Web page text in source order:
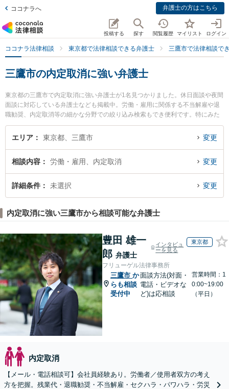
ココナラへ 弁護士の方はこちら
投稿する 探す 閲覧履歴 マイリスト ログイン
ココナラ法律相談 東京都で法律相談できる弁護士 三鷹市で法律相談で
三鷹市の内定取消に強い弁護士
東京都の三鷹市で内定取消に強い弁護士が1名見つかりました。休日面談や夜間
面談に対応している弁護士なども掲載中。労働・雇用に関係する不当解雇や退
職勧奨、内定取消等の細かな分野での絞り込み検索もでき便利です。特にみた
か総合法律事務所の齊藤 遼亮弁護士のプロフィール情報や弁護士費用、強みな
どが注目されています。『三鷹市で土日や夜間に発生した内定取消のトラブル
の弁護士に相談予約したい』などでお困りの相談者さんにおすすめです。
エリア 東京都、三鷹市 変更
相談内容 労働・雇用、内定取消 変更
詳細条件 未選択 変更
内定取消に強い三鷹市から相談可能な弁護士
豊田 雄一
郎 弁護士
インタビュ
ーを見る
東京都
フリューゲル法律事務所
三鷹市 か
らも相談
受付中
面談方法(対面・
電話・ビデオな
ど)は応相談
営業時間：1
0:00~19:00
（平日）
内定取消
【メール・電話相談可】会社員経験あり。労働者／使用者双方の考え
方を把握。残業代・退職勧奨・不当解雇・セクハラ・パワハラ・労災